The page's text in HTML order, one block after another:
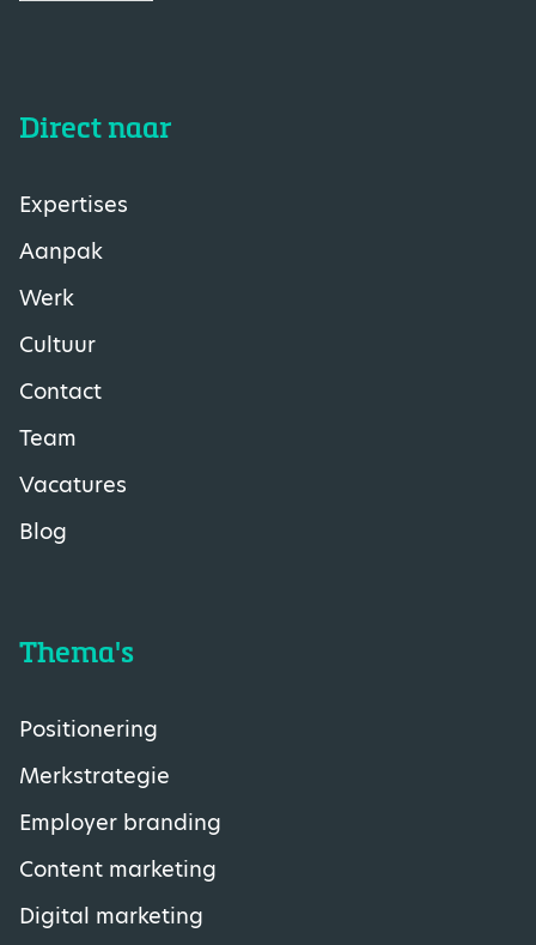
Direct naar
Expertises
Aanpak
Werk
Cultuur
Contact
Team
Vacatures
Blog
Thema's
Positionering
Merkstrategie
Employer branding
Content marketing
Digital marketing